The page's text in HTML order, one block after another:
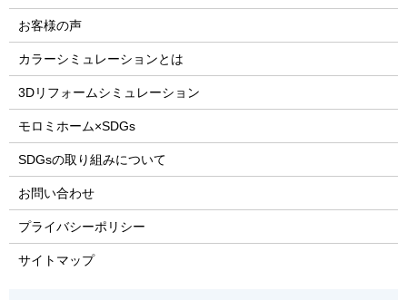
お客様の声
カラーシミュレーションとは
3Dリフォームシミュレーション
モロミホーム×SDGs
SDGsの取り組みについて
お問い合わせ
プライバシーポリシー
サイトマップ